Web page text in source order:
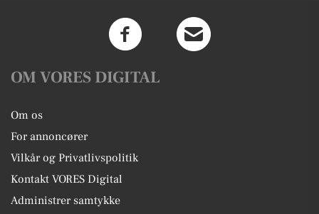
OM VORES DIGITAL
Om os
For annoncører
Vilkår og Privatlivspolitik
Kontakt VORES Digital
Administrer samtykke